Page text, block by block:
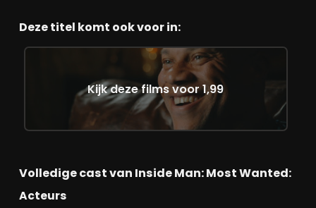
Deze titel komt ook voor in:
Kijk deze films voor 1,99
Volledige cast van Inside Man: Most Wanted:
Acteurs